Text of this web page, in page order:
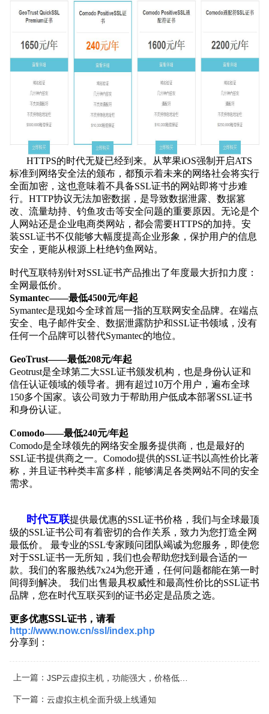
HTTPS的时代无疑已经到来。从苹果iOS强制开启ATS
标准到网络安全法的颁布，都预示着未来的网络社会将实行
全面加密，这也意味着不具备SSL证书的网站即将寸步难
行。HTTP协议无法加密数据，是导致数据泄露、数据篡
改、流量劫持、钓鱼攻击等安全问题的重要原因。无论是个
人网站还是企业电商类网站，都会需要HTTPS的加持。安
装SSL证书不仅能够大幅度提高企业形象，保护用户的信息
安全，更能从根源上杜绝钓鱼网站。
时代互联特别针对SSL证书产品推出了年度最大折扣力度：
全网最低价。
Symantec——最低4500元/年起
Symantec是现如今全球首屈一指的互联网安全品牌。在端点
安全、电子邮件安全、数据泄露防护和SSL证书领域，没有
任何一个品牌可以替代Symantec的地位。
GeoTrust——最低208元/年起
Geotrust是全球第二大SSL证书颁发机构，也是身份认证和
信任认证领域的领导者。拥有超过10万个用户，遍布全球
150多个国家。该公司致力于帮助用户低成本部署SSL证书
和身份认证。
Comodo——最低240元/年起
Comodo是全球领先的网络安全服务提供商，也是最好的
SSL证书提供商之一。Comodo提供的SSL证书以高性价比著
称，并且证书种类丰富多样，能够满足各类网站不同的安全
需求。
时代互联提供最优惠的SSL证书价格，我们与全球最顶
级的SSL证书公司有着密切的合作关系，致力为您打造全网
最低价。 最专业的SSL专家顾问团队竭诚为您服务，即使您
对于SSL证书一无所知，我们也会帮助您找到最合适的一
款。我们的客服热线7x24为您开通，任何问题都能在第一时
间得到解决。 我们出售最具权威性和最高性价比的SSL证书
品牌，您在时代互联买到的证书必定是品质之选。
更多优惠SSL证书，请看
http://www.now.cn/ssl/index.php
分享到：
上一篇：
下一篇：云虚拟主机全面升级上线通知